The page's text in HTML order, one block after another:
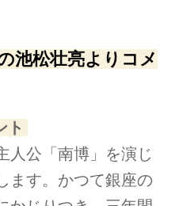
池松壮亮よりコメ
ト
人公「南博」を演じ
ます。かつて銀座の